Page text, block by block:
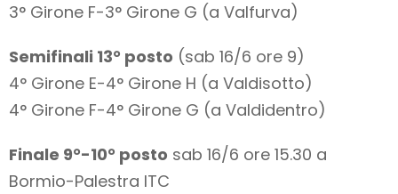
3° Girone F-3° Girone G (a Valfurva)
Semifinali 13° posto (sab 16/6 ore 9)
4° Girone E-4° Girone H (a Valdisotto)
4° Girone F-4° Girone G (a Valdidentro)
Finale 9°-10° posto sab 16/6 ore 15.30 a
Bormio-Palestra ITC